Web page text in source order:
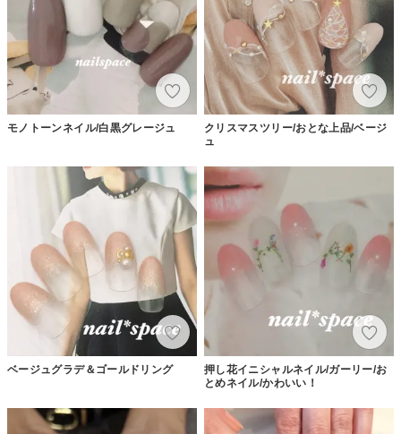
モノトーンネイル/白黒グレージュ
クリスマスツリー/おとな上品/ベージ
ュ
ベージュグラデ＆ゴールドリング
押し花イニシャルネイル/ガーリー/お
とめネイル/かわいい！